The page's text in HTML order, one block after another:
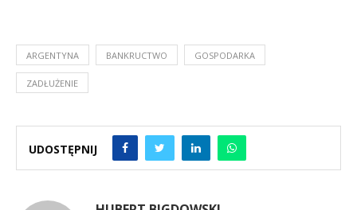
ARGENTYNA BANKRUCTWO GOSPODARKA
ZADŁUŻENIE
UDOSTĘPNIJ